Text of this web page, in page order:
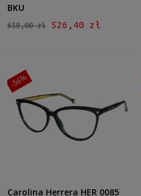
BKU
658,00 zł 526,40 zł
Carolina Herrera HER 0085
-56%